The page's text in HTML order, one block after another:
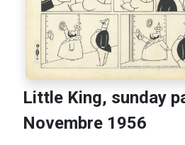
Little King, sunday
Novembre 1956